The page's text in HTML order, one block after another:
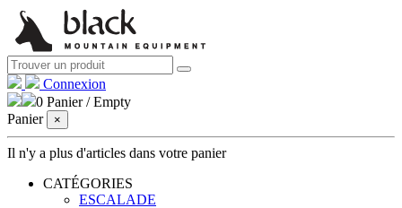
Connexion
0 Panier /Empty
Panier
×
Il n'y a plus d'articles dans votre panier
CATÉGORIES
ESCALADE